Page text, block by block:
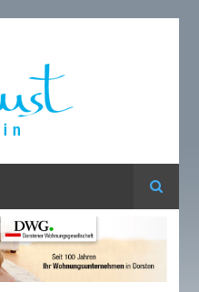
Suche